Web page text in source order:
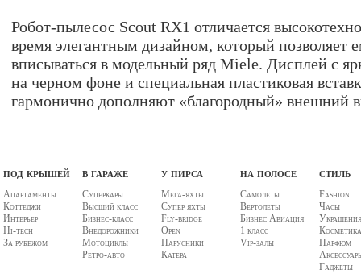
Робот-пылесос Scout RX1 отличается
время элегантным дизайном, который позволяет
вписываться в модельный ряд Miele. Дисплей с
на черном фоне и специальная пластиковая
гармонично дополняют «благородный» внешний
под крышей
Апартаменты
Коттеджи
Интерьер
Hi-tech
За рубежом
в гараже
Суперкары
Высший класс
Бизнес-класс
Внедорожники
Мотоциклы
Ретро-авто
у пирса
Мега-яхты
Супер яхты
Fly-bridge
Open
Парусники
Катера
на полосе
Самолеты
Вертолеты
Бизнес Авиация
1 класс
Vip-залы
стиль
Fashion
Часы
Парфюм
Гаджеты